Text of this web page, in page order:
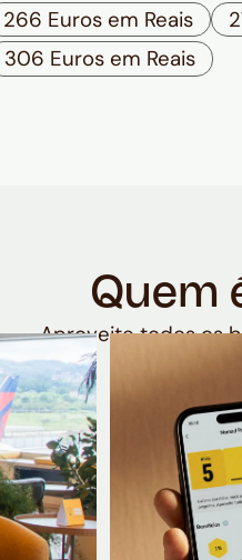
266 Euros em Reais
306 Euros em Reais
Quem
Aproveite todos os